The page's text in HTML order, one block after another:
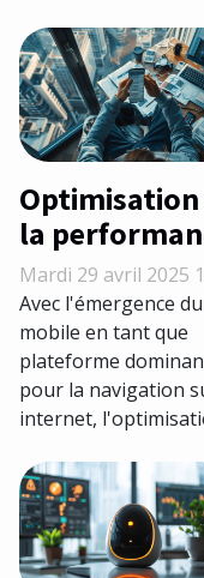
Optimisation
la
des PWA
meilleur
classement
mobile
Techniques
avancées
Mardi 29 avril 2025
Avec l'émergence du
mobile en tant que
plateforme
pour la navigation
internet,